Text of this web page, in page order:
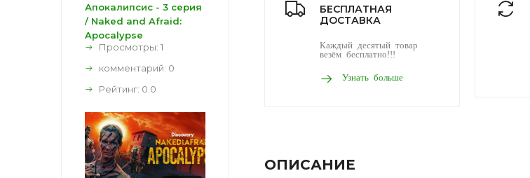
БЕСПЛАТНАЯ
ДОСТАВКА
Каждый десятый товар
везём бесплатно!!!
Узнать больше
ОПИСАНИЕ
Апокалипсис - 3 серия
/ Naked and Afraid:
Apocalypse
Просмотры: 1
комментарий: 0
Рейтинг: 0.0